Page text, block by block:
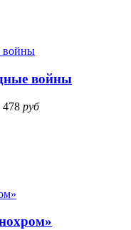
войны
478 руб